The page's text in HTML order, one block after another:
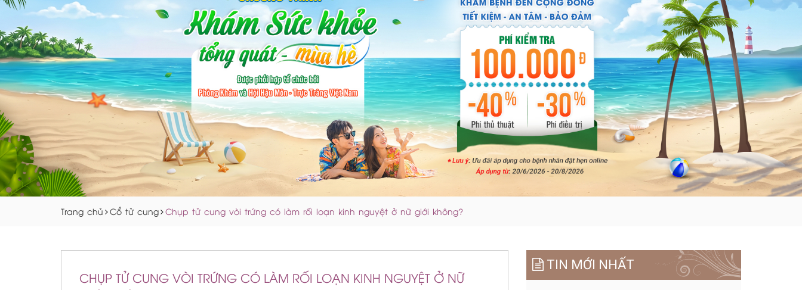
Trang chủ Cổ tử cung Chụp tử cung vòi trứng có làm rối loạn kinh nguyệt ở nữ giới không?
CHỤP TỬ CUNG VÒI TRỨNG CÓ LÀM RỐI LOẠN KINH NGUYỆT Ở NỮ
TIN MỚI NHẤT